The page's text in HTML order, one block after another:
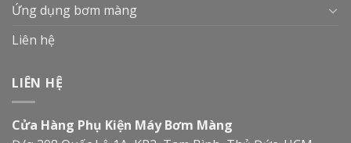
Ứng dụng bơm màng
Liên hệ
LIÊN HỆ
Cửa Hàng Phụ Kiện Máy Bơm Màng